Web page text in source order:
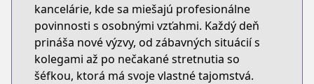
kancelárie, kde sa miešajú profesionálne
povinnosti s osobnými vzťahmi. Každý deň
prináša nové výzvy, od zábavných situácií s
kolegami až po nečakané stretnutia so
šéfkou, ktorá má svoje vlastné tajomstvá.